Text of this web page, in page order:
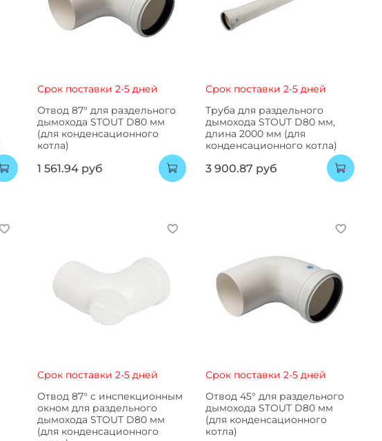
Срок поставки 2-5 дней
Отвод 87° для раздельного
дымохода STOUT D80 мм
(для конденсационного
котла)
1 561.94 руб
Срок поставки 2-5 дней
Труба для раздельного
дымохода STOUT D80 мм,
длина 2000 мм (для
конденсационного котла)
3 900.87 руб
Срок поставки 2-5 дней
Отвод 87° с инспекционным
окном для раздельного
дымохода STOUT D80 мм
(для конденсационного
Срок поставки 2-5 дней
Отвод 45° для раздельного
дымохода STOUT D80 мм
(для конденсационного
котла)